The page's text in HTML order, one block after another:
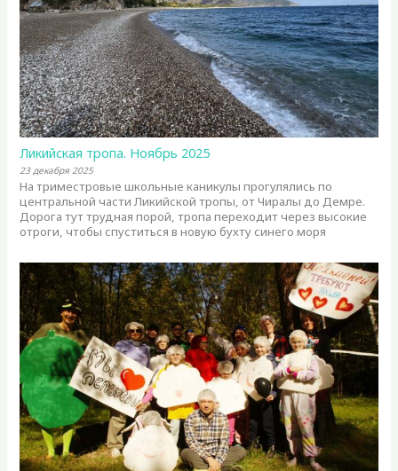
Ликийская тропа. Ноябрь 2025
23 декабря 2025
На триместровые школьные каникулы прогулялись по
центральной части Ликийской тропы, от Чиралы до Демре.
Дорога тут трудная порой, тропа переходит через высокие
отроги, чтобы спуститься в новую бухту синего моря